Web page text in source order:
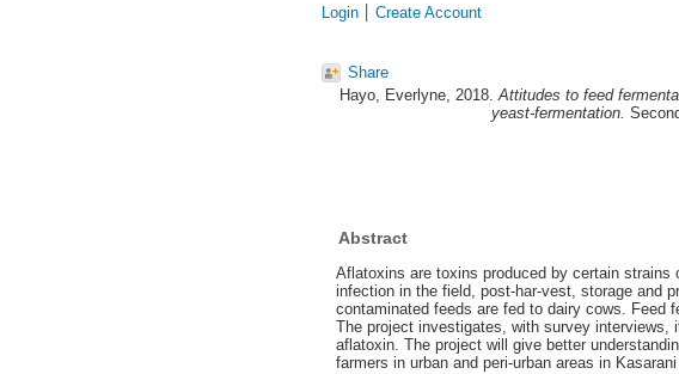
Login Create Account
Share
Hayo, Everlyne, 2018.Attitudes to feed
yeast-fermentation.
Abstract
Aflatoxins are toxins produced by certain
infection in the field, post-har-vest, storage and
contaminated feeds are fed to dairy cows. Feed
The project investigates, with survey interviews,
aflatoxin. The project will give better
farmers in urban and peri-urban areas in